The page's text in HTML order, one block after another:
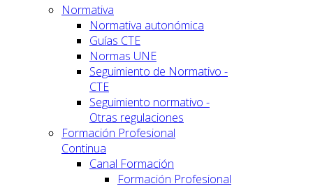
Normativa
Normativa autonómica
Guías CTE
Normas UNE
Seguimiento de Normativo -
CTE
Seguimiento normativo -
Otras regulaciones
Formación Profesional
Continua
Canal Formación
Formación Profesional